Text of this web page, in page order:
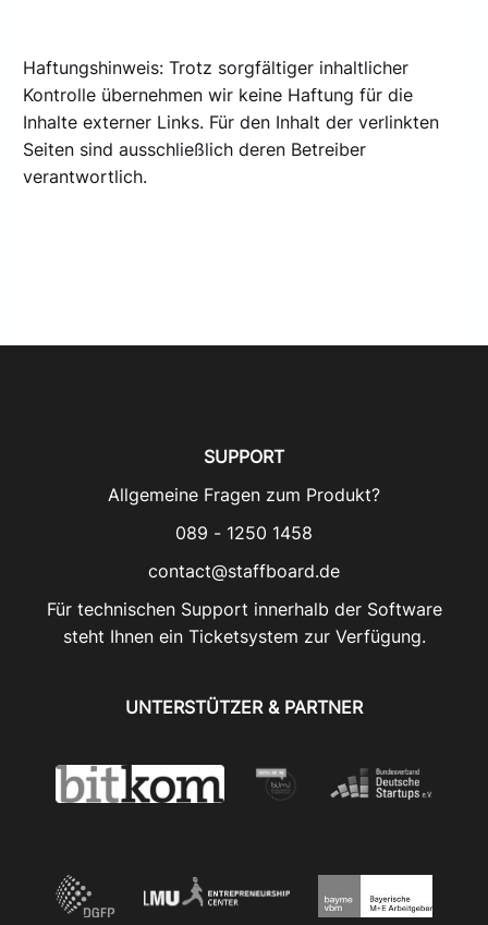
Haftungshinweis: Trotz sorgfältiger inhaltlicher
Kontrolle übernehmen wir keine Haftung für die
Inhalte externer Links. Für den Inhalt der verlinkten
Seiten sind ausschließlich deren Betreiber
verantwortlich.
SUPPORT
Allgemeine Fragen zum Produkt?
089 - 1250 1458
contact@staffboard.de
Für technischen Support innerhalb der Software
steht Ihnen ein Ticketsystem zur Verfügung.
UNTERSTÜTZER & PARTNER